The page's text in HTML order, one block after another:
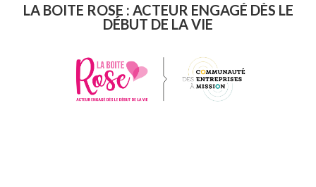
LA BOITE ROSE : ACTEUR ENGAGÉ DÈS LE
DÉBUT DE LA VIE